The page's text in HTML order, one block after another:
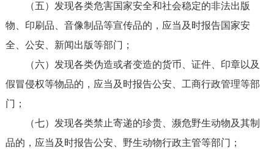
（五）发现各类危害国家安全和社会稳定的非法出版
物、印刷品、音像制品等宣传品的，应当及时报告国家安
全、公安、新闻出版等部门；
（六）发现各类伪造或者变造的货币、证件、印章以及
假冒侵权等物品的，应当及时报告公安、工商行政管理等部
门；
（七）发现各类禁止寄递的珍贵、濒危野生动物及其制
品的，应当及时报告公安、野生动物行政主管等部门；